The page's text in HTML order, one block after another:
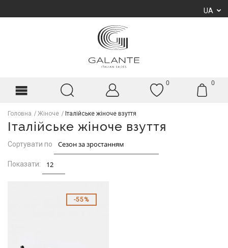
UA
0 0
Головна Жіноче Італійське жіноче взуття
Італійське жіноче взуття
Сортувати по
Показати:
55%